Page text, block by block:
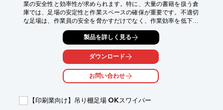
業の安全性と効率性が求められます。特に、大量の書籍を扱う倉
庫では、足場の安定性と作業スペースの確保が重要です。不適切
な足場は、作業員の安全を脅かすだけでなく、作業効率を低下さ
せ、書籍の管理業務の遅延につながる可能性があります。吊り棚
足場 OKスワイパーは、安全性、施工性、作業空間に優れ、書籍
整理における高所作業の課題を解決します。
【活用シーン】
・書籍棚へのアクセス
・在庫管理、整理作業
【導入の効果】
製品を詳しく見る
ダウンロード
お問い合わせ
【印刷業向け】吊り棚足場 OKスワイパー